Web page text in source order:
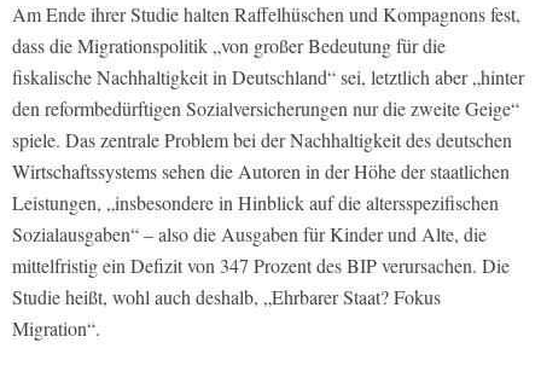
Am Ende ihrer Studie halten Raffelhüschen und Kompagnons fest,
dass die Migrationspolitik „von großer Bedeutung für die
fiskalische Nachhaltigkeit in Deutschland“ sei, letztlich aber „hinter
den reformbedürftigen Sozialversicherungen nur die zweite Geige“
spiele. Das zentrale Problem bei der Nachhaltigkeit des deutschen
Wirtschaftssystems sehen die Autoren in der Höhe der staatlichen
Leistungen, „insbesondere in Hinblick auf die altersspezifischen
Sozialausgaben“ – also die Ausgaben für Kinder und Alte, die
mittelfristig ein Defizit von 347 Prozent des BIP verursachen. Die
Studie heißt, wohl auch deshalb, „Ehrbarer Staat? Fokus
Migration“.